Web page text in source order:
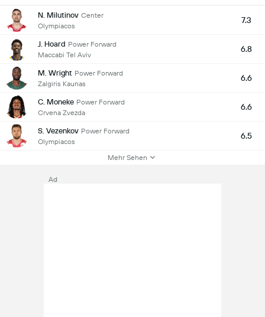
N. Milutinov Center
Olympiacos
7.3
J. Hoard Power Forward
Maccabi Tel Aviv
6.8
M. Wright Power Forward
Zalgiris Kaunas
6.6
C. Moneke Power Forward
Crvena Zvezda
6.6
S. Vezenkov Power Forward
Olympiacos
6.5
Mehr Sehen
Ad